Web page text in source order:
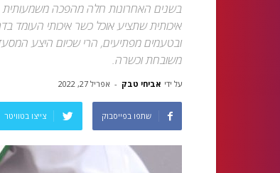
בשנים האחרונות חלה מהפכה
איכותית שתציע אוכל כשר איכותי העומד
ובטעמים מפתיעים, הרי שכיום היצע
משובחת וכשרה.
על ידי אביחי טבק - אפריל 27, 2022
שתפו בפייסבוק צייצו בטוויטר